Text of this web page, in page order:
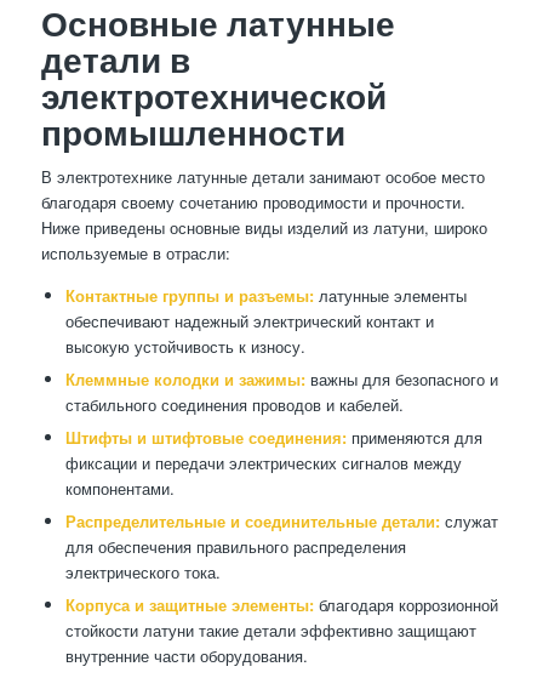
Основные латунные
детали в
электротехнической
промышленности
В электротехнике латунные детали занимают особое место
благодаря своему сочетанию проводимости и прочности.
Ниже приведены основные виды изделий из латуни, широко
используемые в отрасли:
Контактные группы и разъемы:латунные элементы
обеспечивают надежный электрический контакт и
высокую устойчивость к износу.
Клеммные колодки и зажимы:важны для безопасного и
стабильного соединения проводов и кабелей.
Штифты и штифтовые соединения:применяются для
фиксации и передачи электрических сигналов между
компонентами.
Распределительные и соединительные детали:служат
для обеспечения правильного распределения
электрического тока.
Корпуса и защитные элементы:благодаря коррозионной
стойкости латуни такие детали эффективно защищают
внутренние части оборудования.